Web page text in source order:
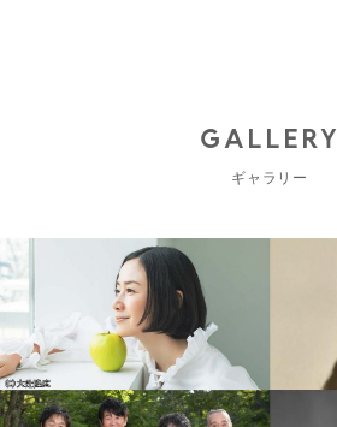
GALLERY
ギャラリー